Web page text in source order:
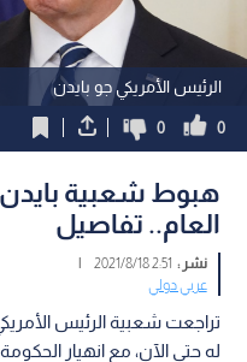
الرئيس الأمريكي جو بايدن
0
0
هبوط شعبية
العام.. تفاصيل
نشر : 2:51 2021/8/18
|
عربي دولي
له حتى الآن، مع انهيار